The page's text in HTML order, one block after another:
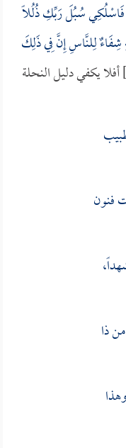
سُبُلَ رَبِّكِ ذُلُلاً
شِفَاءٌ لِلنَّاسِ إِنَّ فِي ذَلِكَ
[النحل:68-69] أفلا يكفي دليل النحلة
فنون
ذا